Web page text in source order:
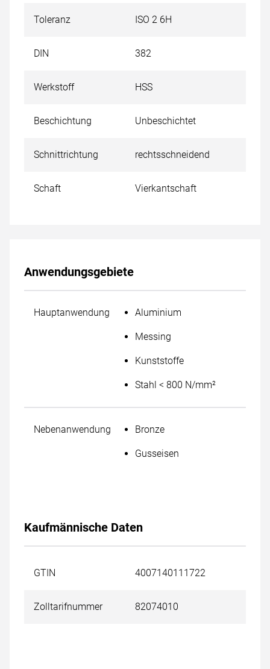
Toleranz ISO 2 6H
DIN 382
Werkstoff HSS
Beschichtung Unbeschichtet
Schnittrichtung rechtsschneidend
Schaft Vierkantschaft
Anwendungsgebiete
Hauptanwendung Aluminium
Messing
Kunststoffe
Stahl < 800 N/mm²
Nebenanwendung Bronze
Gusseisen
Kaufmännische Daten
GTIN 4007140111722
Zolltarifnummer 82074010